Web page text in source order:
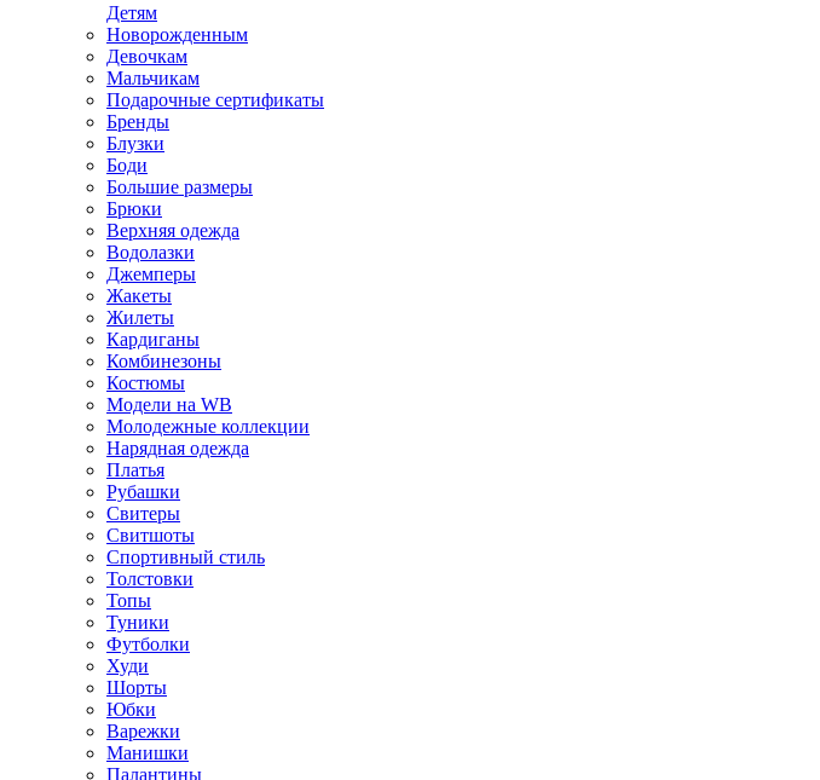
Детям
Новорожденным
Девочкам
Мальчикам
Подарочные сертификаты
Бренды
Блузки
Боди
Большие размеры
Брюки
Верхняя одежда
Водолазки
Джемперы
Жакеты
Жилеты
Кардиганы
Комбинезоны
Костюмы
Модели на WB
Молодежные коллекции
Нарядная одежда
Платья
Рубашки
Свитеры
Свитшоты
Спортивный стиль
Толстовки
Топы
Туники
Футболки
Худи
Шорты
Юбки
Варежки
Манишки
Палантины